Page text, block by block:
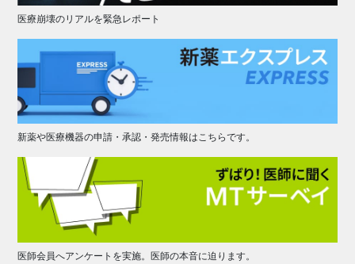
医療崩壊のリアルを緊急レポート
新薬や医療機器の申請・承認・発売情報はこちらです。
医師会員へアンケートを実施。医師の本音に迫ります。